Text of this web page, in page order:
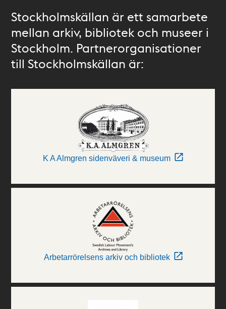
Stockholmskällan är ett samarbete
mellan arkiv, bibliotek och museer i
Stockholm. Partnerorganisationer
till Stockholmskällan är:
K A Almgren sidenväveri & museum
Arbetarrörelsens arkiv och bibliotek